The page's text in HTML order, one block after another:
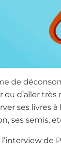
de
ou d’aller
ses livres
ses semis,
de